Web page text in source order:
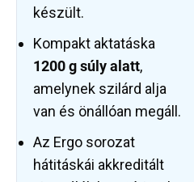
készült.
Kompakt aktatáska
1200 g súly alatt,
amelynek szilárd alja
van és önállóan megáll.
Az Ergo sorozat
hátitáskái akkreditált